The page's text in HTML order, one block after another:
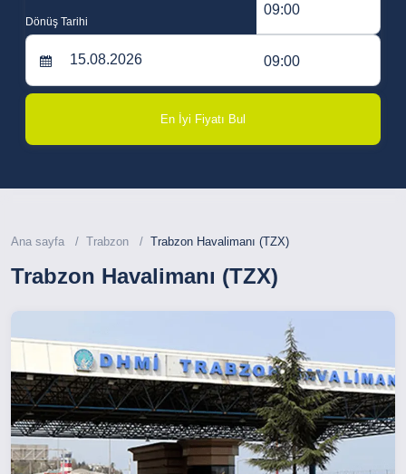
Dönüş Tarihi
09:00
09:00
En İyi Fiyatı Bul
Ana sayfa Trabzon Trabzon Havalimanı (TZX)
Trabzon Havalimanı (TZX)